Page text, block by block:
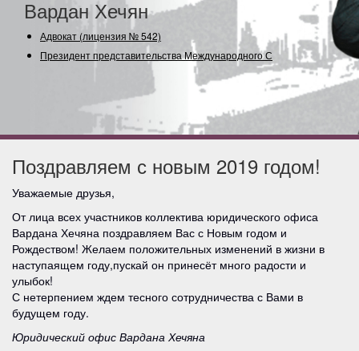
Вардан Хечян
Адвокат (лицензия № 542)
Президент представительства Международного Союз
Поздравляем с новым 2019 годом!
Уважаемые друзья,
От лица всех участников коллектива юридического офиса
Вардана Хечяна поздравляем Вас с Новым годом и
Рождеством! Желаем положительных изменений в жизни в
наступаящем году,пускай он принесёт много радости и
улыбок!
С нетерпением ждем тесного сотрудничества с Вами в
будущем году.
Юридический офис Вардана Хечяна